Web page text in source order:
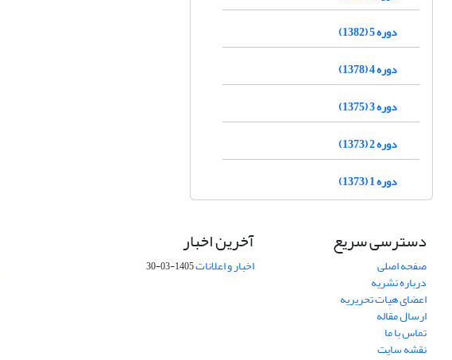
دوره 5 (1382)
دوره 4 (1378)
دوره 3 (1375)
دوره 2 (1373)
دوره 1 (1373)
دسترسی سریع
صفحه اصلی
درباره نشریه
اعضای هیات تحریریه
ارسال مقاله
تماس با ما
نقشه سایت
آخرین اخبار
اخبار و اعلانات1405-03-30